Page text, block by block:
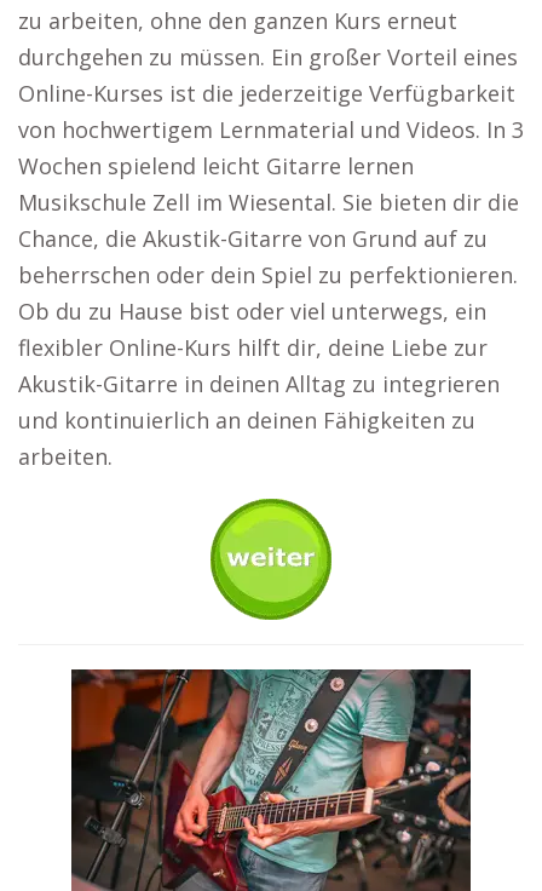
zu arbeiten, ohne den ganzen Kurs erneut
durchgehen zu müssen. Ein großer Vorteil eines
Online-Kurses ist die jederzeitige Verfügbarkeit
von hochwertigem Lernmaterial und Videos. In 3
Wochen spielend leicht Gitarre lernen
Musikschule Zell im Wiesental. Sie bieten dir die
Chance, die Akustik-Gitarre von Grund auf zu
beherrschen oder dein Spiel zu perfektionieren.
Ob du zu Hause bist oder viel unterwegs, ein
flexibler Online-Kurs hilft dir, deine Liebe zur
Akustik-Gitarre in deinen Alltag zu integrieren
und kontinuierlich an deinen Fähigkeiten zu
arbeiten.